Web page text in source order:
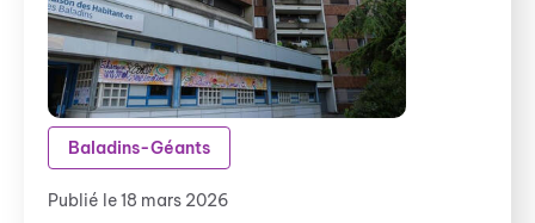
Publié le 18 mars 2026
Baladins-Géants